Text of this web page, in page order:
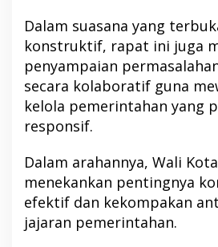
Dalam suasana yang
konstruktif, rapat ini juga
penyampaian
secara kolaboratif guna
kelola pemerintahan yang
responsif.
Dalam arahannya, Wali
menekankan pentingnya
efektif dan kekompakan
jajaran pemerintahan.